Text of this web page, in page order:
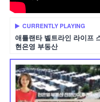
CURRENTLY PLAYING
애틀랜타 벨트라인 라이프
현은영 부동산